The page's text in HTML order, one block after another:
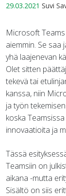
29.03.2021 Suvi
Microsoft
aiemmin. Se saa
yhä laajenevan
Olet sitten
tekevä tai
kanssa, niin
ja työn
koska
innovaatioita ja
Tässä
Teamsiin on
aikana -mutta
Sisältö on siis